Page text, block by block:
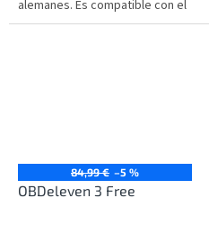
alemanes. Es compatible con el
diagnóstico de todas las
84,99 € –5 %
OBDeleven 3 Free